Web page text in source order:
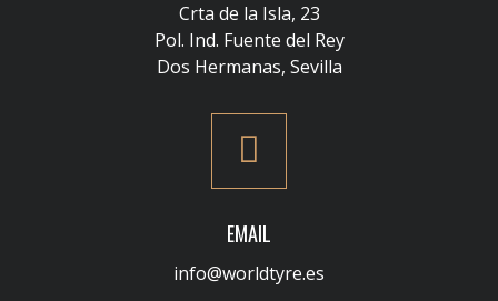
Crta de la Isla, 23
Pol. Ind. Fuente del Rey
Dos Hermanas, Sevilla
EMAIL
info@worldtyre.es